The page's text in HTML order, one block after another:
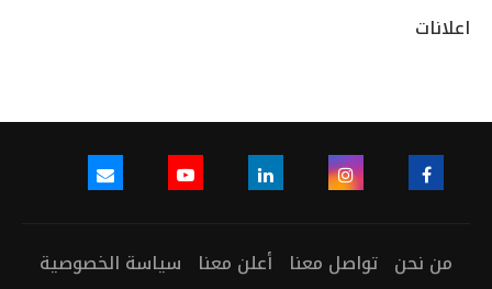
اعلانات
من نحن تواصل معنا أعلن معنا سياسة الخصوصية